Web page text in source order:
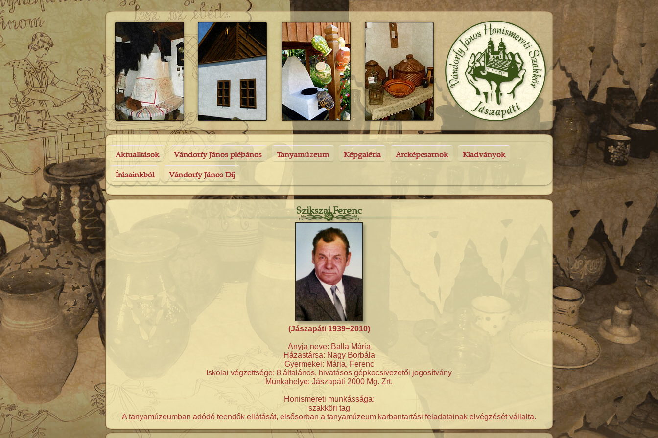
Aktualitások Vándorfy János plébános Tanyamúzeum Képgaléria Arcképcsarnok Kiadványok
Írásainkból Vándorfy János Díj
Szikszai Ferenc
(Jászapáti 1939−2010)
Anyja neve: Balla Mária
Házastársa: Nagy Borbála
Gyermekei: Mária, Ferenc
Iskolai végzettsége: 8 általános, hivatásos gépkocsivezetői jogosítvány
Munkahelye: Jászapáti 2000 Mg. Zrt.
Honismereti munkássága:
szakköri tag
A tanyamúzeumban adódó teendők ellátását, elsősorban a tanyamúzeum karbantartási feladatainak elvégzését vállalta.